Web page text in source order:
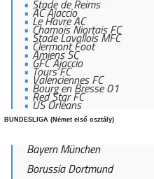
Stade de Reims
AC Ajaccio
Le Havre AC
Chamois Niortais FC
Stade Lavallois MFC
Clermont Foot
Amiens SC
GFC Ajaccio
Tours FC
Valenciennes FC
Bourg en Bresse 01
Red Star FC
US Orléans
BUNDESLIGA (Német első osztály)
Bayern München
Borussia Dortmund